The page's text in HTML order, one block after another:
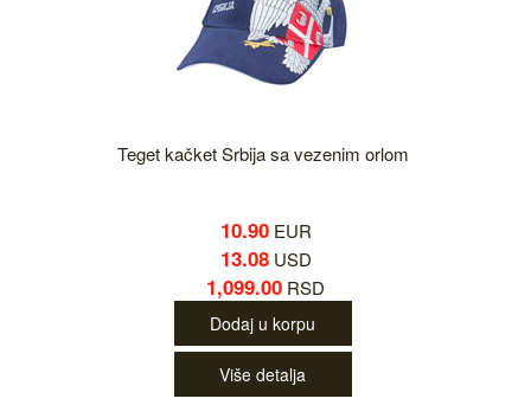
Teget kačket Srbija sa vezenim orlom
10.90EUR
13.08USD
1,099.00 RSD
Dodaj u korpu
Više detalja